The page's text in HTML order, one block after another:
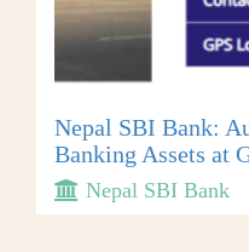
Nepal SBI Bank:
Banking Assets at
Nepal SBI Bank